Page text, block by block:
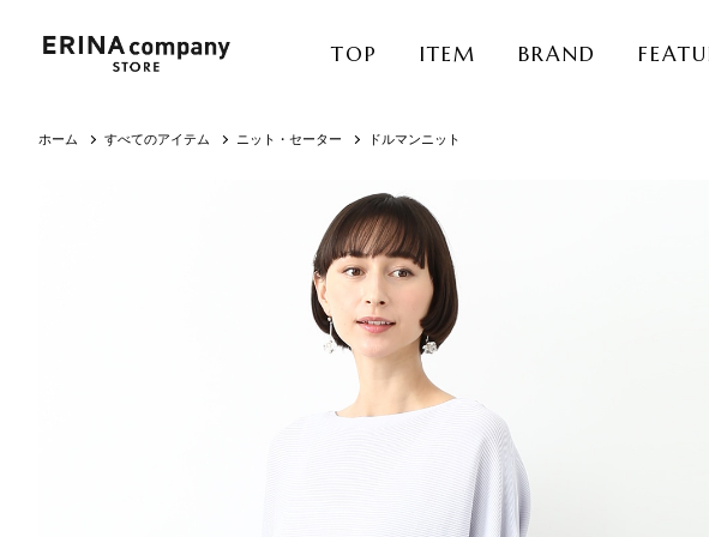
TOP ITEM BRAND
ホーム すべてのアイテム ニット・セーター ドルマンニット